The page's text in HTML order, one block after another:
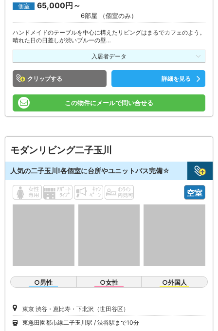
個室 65,000円～
6部屋 （個室のみ）
ハンドメイドのテーブルを中心に構えたリビングはまるでカフェのよう。
晴れた日の日差しが渋いブルーの壁…
入居者データ
クリップ 詳細を見る
この物件にメールで問い合せる
モダンリビング二子玉川
人気の二子玉川!各個室に台所やユニットバス完備☆
空室
○男性 ○女性 ○外国人
東京 渋谷・恵比寿・下北沢（世田谷区）
東急田園都市線二子玉川駅
渋谷駅まで10分